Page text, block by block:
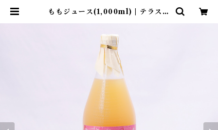
ももジュース(1,000ml) | テラス蓼